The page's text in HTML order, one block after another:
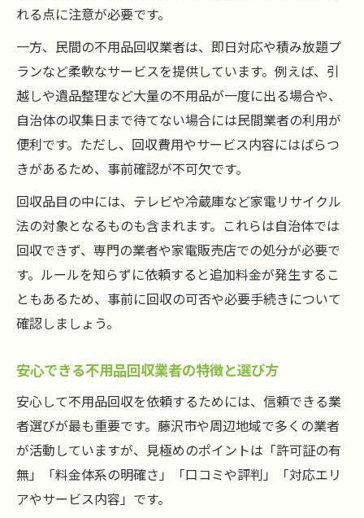
即日対応可能な不用品回収の選び方
即日対応の不用品回収を依頼するメリット
急ぎで不用品回収したい時のポイント
不用品回収の積み放題プランの活用術
即日対応可能な不用品回収業者の探し方
不用品回収の電話やメールでのスムーズな
依頼方法
自治体と民間で異なる不用品回収の違い
自治体と民間の不用品回収サービス比較
不用品回収のルールと自治体の対応範囲
民間業者を利用する場合のメリット・デメ
リット
不用品回収で知っておきたい処分方法
費用を抑えて不用品回収を依頼するポイント
不用品回収の費用を抑える賢いコツ
複数業者の見積もりを取り比較する方法
不用品回収で節約したい人向けのポイント
積み放題などお得な不用品回収プランを活
れる点に注意が必要です。
一方、民間の不用品回収業者は、即日対応や積み放題プ
ランなど柔軟なサービスを提供しています。例えば、引
越しや遺品整理など大量の不用品が一度に出る場合や、
自治体の収集日まで待てない場合には民間業者の利用が
便利です。ただし、回収費用やサービス内容にはばらつ
きがあるため、事前確認が不可欠です。
回収品目の中には、テレビや冷蔵庫など家電リサイクル
法の対象となるものも含まれます。これらは自治体では
回収できず、専門の業者や家電販売店での処分が必要で
す。ルールを知らずに依頼すると追加料金が発生するこ
ともあるため、事前に回収の可否や必要手続きについて
確認しましょう。
安心できる不用品回収業者の特徴と選び方
安心して不用品回収を依頼するためには、信頼できる業
者選びが最も重要です。藤沢市や周辺地域で多くの業者
が活動していますが、見極めのポイントは「許可証の有
無」「料金体系の明確さ」「口コミや評判」「対応エリ
アやサービス内容」です。